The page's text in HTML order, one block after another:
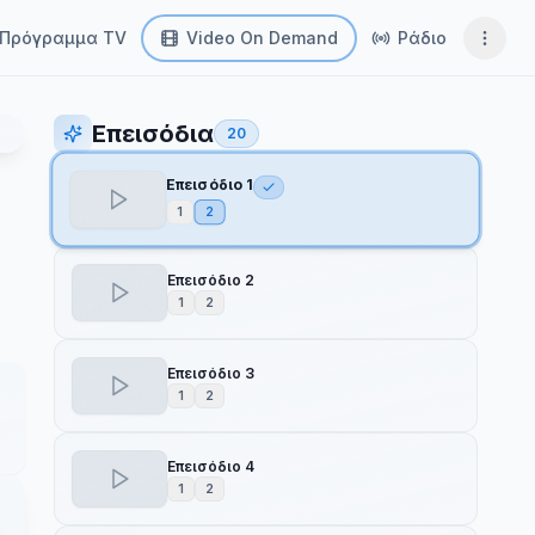
Πρόγραμμα TV Video On Demand Ράδιο
Επεισόδια 20
Επεισόδιο 1
1 2
Επεισόδιο 2
1 2
Επεισόδιο 3
1 2
Επεισόδιο 4
1 2